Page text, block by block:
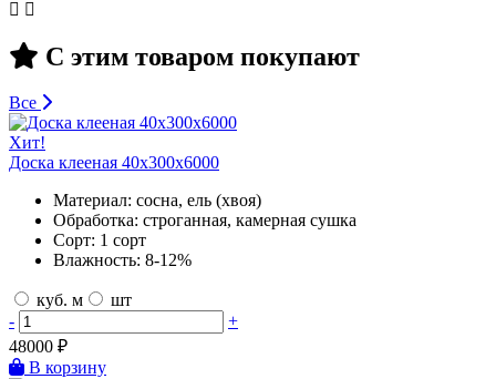
С этим товаром покупают
Все
Хит!
Доска клееная 40х300х6000
Материал: сосна, ель (хвоя)
Обработка: строганная, камерная сушка
Сорт: 1 сорт
Влажность: 8-12%
куб. м
шт
-
+
48000 ₽
В корзину